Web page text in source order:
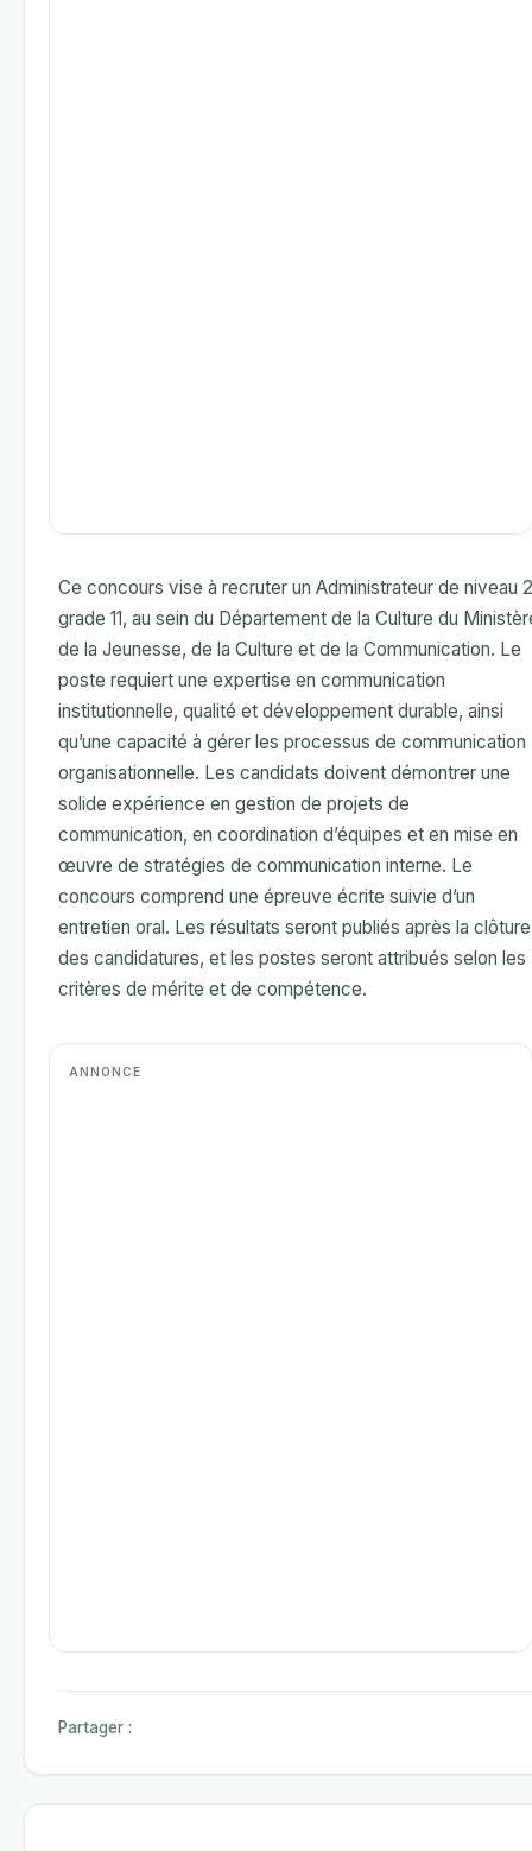
Ce concours vise à recruter un Administrateur de niveau
grade 11, au sein du Département de la Culture du
de la Jeunesse, de la Culture et de la Communication. Le
poste requiert une expertise en communication
institutionnelle, qualité et développement durable, ainsi
qu’une capacité à gérer les processus de communication
organisationnelle. Les candidats doivent démontrer une
solide expérience en gestion de projets de
communication, en coordination d’équipes et en mise en
œuvre de stratégies de communication interne. Le
concours comprend une épreuve écrite suivie d’un
entretien oral. Les résultats seront publiés après la clôture
des candidatures, et les postes seront attribués selon les
critères de mérite et de compétence.
Partager :